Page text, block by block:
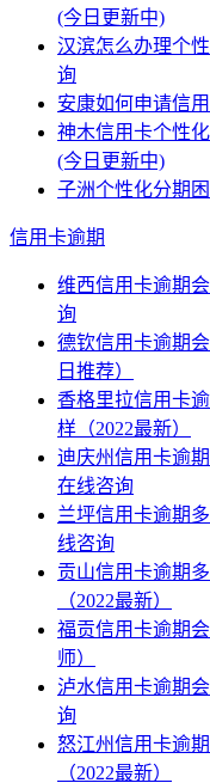
(今日更新中)
汉滨怎么办理个
询
安康如何申请信
神木信用卡个性
(今日更新中)
子洲个性化分期
信用卡逾期
维西信用卡逾期
询
德钦信用卡逾期
日推荐）
香格里拉信用卡
样（2022最新）
迪庆州信用卡逾
在线咨询
兰坪信用卡逾期
线咨询
贡山信用卡逾期
（2022最新）
福贡信用卡逾期
师）
泸水信用卡逾期
询
怒江州信用卡逾
（2022最新）